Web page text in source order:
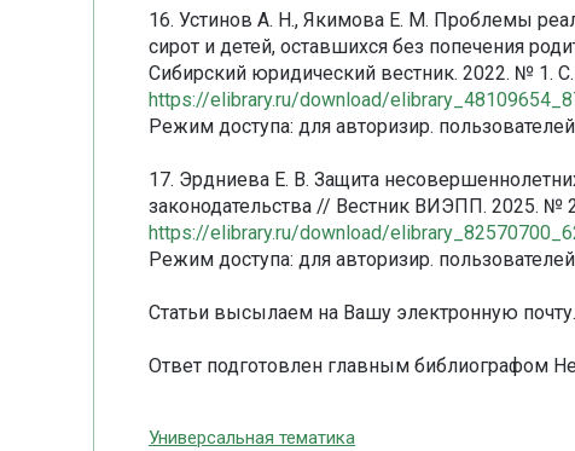
16. Устинов А. Н., Якимова Е. М. Проблемы
сирот и детей, оставшихся без попечения
Сибирский юридический вестник. 2022. № 1. С.
https://elibrary.ru/download/
Режим доступа: для авторизир.
17. Эрдниева Е. В. Защита
законодательства // Вестник ВИЭПП. 2025. №
https://elibrary.ru/download/
Режим доступа: для авторизир.
Статьи высылаем на Вашу электронную почту.
Ответ подготовлен главным библиографом
Универсальная тематика